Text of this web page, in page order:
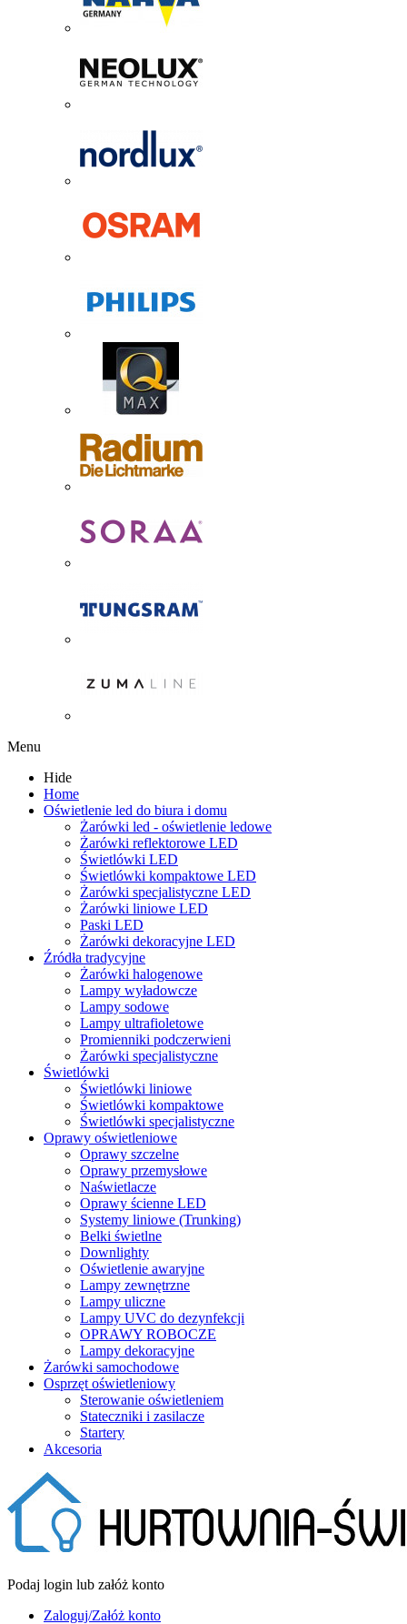
Menu
Hide
Home
Oświetlenie led do biura i domu
Żarówki led - oświetlenie ledowe
Żarówki reflektorowe LED
Świetlówki LED
Świetlówki kompaktowe LED
Żarówki specjalistyczne LED
Żarówki liniowe LED
Paski LED
Żarówki dekoracyjne LED
Źródła tradycyjne
Żarówki halogenowe
Lampy wyładowcze
Lampy sodowe
Lampy ultrafioletowe
Promienniki podczerwieni
Żarówki specjalistyczne
Świetlówki
Świetlówki liniowe
Świetlówki kompaktowe
Świetlówki specjalistyczne
Oprawy oświetleniowe
Oprawy szczelne
Oprawy przemysłowe
Naświetlacze
Oprawy ścienne LED
Systemy liniowe (Trunking)
Belki świetlne
Downlighty
Oświetlenie awaryjne
Lampy zewnętrzne
Lampy uliczne
Lampy UVC do dezynfekcji
OPRAWY ROBOCZE
Lampy dekoracyjne
Żarówki samochodowe
Osprzęt oświetleniowy
Sterowanie oświetleniem
Stateczniki i zasilacze
Startery
Akcesoria
Podaj login lub załóż konto
Zaloguj/Załóż konto